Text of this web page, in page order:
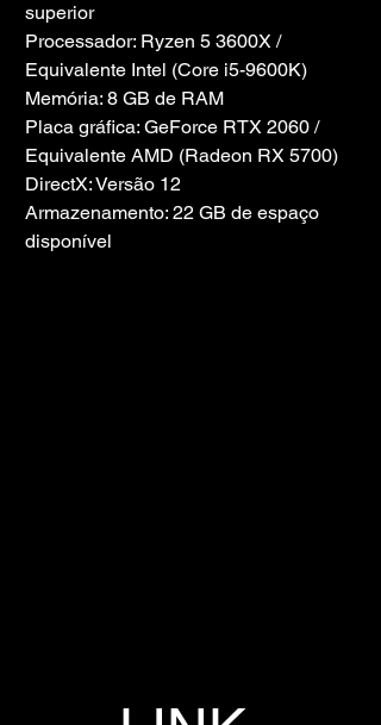
superior
Processador: Ryzen 5 3600X /
Equivalente Intel (Core i5-9600K)
Memória: 8 GB de RAM
Placa gráfica: GeForce RTX 2060 /
Equivalente AMD (Radeon RX 5700)
DirectX: Versão 12
Armazenamento: 22 GB de espaço
disponível